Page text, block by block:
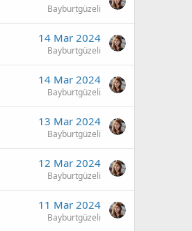
Bayburtgüzeli
14 Mar 2024
Bayburtgüzeli
14 Mar 2024
Bayburtgüzeli
13 Mar 2024
Bayburtgüzeli
12 Mar 2024
Bayburtgüzeli
11 Mar 2024
Bayburtgüzeli